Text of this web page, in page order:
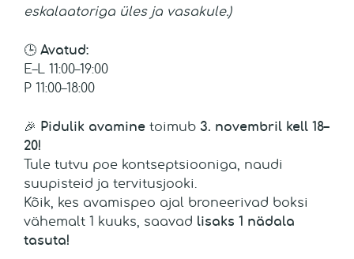
eskalaatoriga üles ja vasakule.)
🕒 Avatud:
E–L 11:00–19:00
P 11:00–18:00
🎉 Pidulik avamine toimub 3. novembril kell 18–
20!
Tule tutvu poe kontseptsiooniga, naudi
suupisteid ja tervitusjooki.
Kõik, kes avamispeo ajal broneerivad boksi
vähemalt 1 kuuks, saavad lisaks 1 nädala
tasuta!